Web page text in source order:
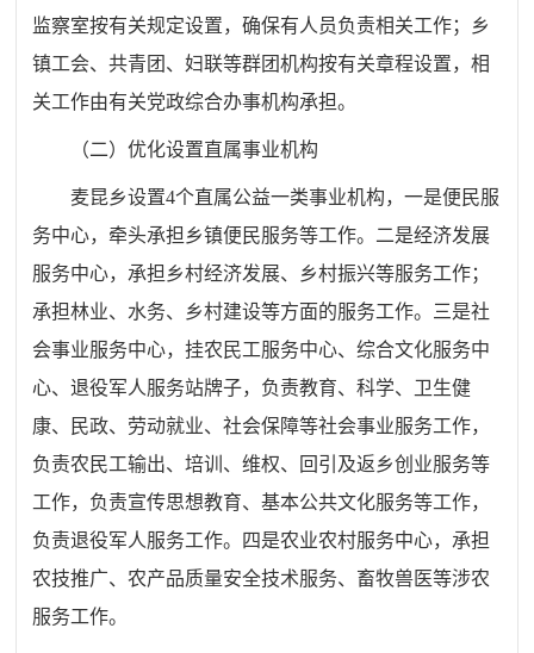
监察室按有关规定设置，确保有人员负责相关工作；乡
镇工会、共青团、妇联等群团机构按有关章程设置，相
关工作由有关党政综合办事机构承担。
（二）优化设置直属事业机构
麦昆乡设置4个直属公益一类事业机构，一是便民服
务中心，牵头承担乡镇便民服务等工作。 二是经济发展
服务中心，承担乡村经济发展、乡村振兴等服务工作；
承担林业、水务、乡村建设等方面的服务工作。三是社
会事业服务中心，挂农民工服务中心、综合文化服务中
心、退役军人服务站牌子，负责教育、科学、卫生健
康、民政、劳动就业、社会保障等社会事业服务工作，
负责农民工输出、培训、维权、回引 及返乡创业服务等
工作，负责宣传思想教育、基本公共文化服务等工作，
负责退役军人服务工作。四是农业农村服务中心，承担
农技推广、农产品质量安全技术服务、畜牧兽医等涉农
服务工作。